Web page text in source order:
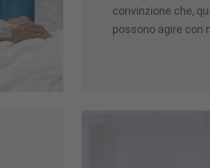
convinzione che,
possono agire con